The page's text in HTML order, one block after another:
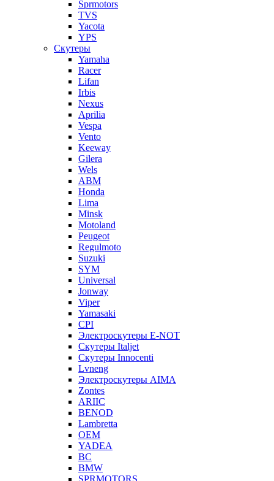
Sprmotors
TVS
Yacota
YPS
Скутеры
Yamaha
Racer
Lifan
Irbis
Nexus
Aprilia
Vespa
Vento
Keeway
Gilera
Wels
ABM
Honda
Lima
Minsk
Motoland
Peugeot
Regulmoto
Suzuki
SYM
Universal
Jonway
Viper
Yamasaki
CPI
Электроскутеры E-NOT
Скутеры Italjet
Скутеры Innocenti
Lvneng
Электроскутеры AIMA
Zontes
ARIIC
BENOD
Lambretta
OEM
YADEA
BC
BMW
SPRMOTORS